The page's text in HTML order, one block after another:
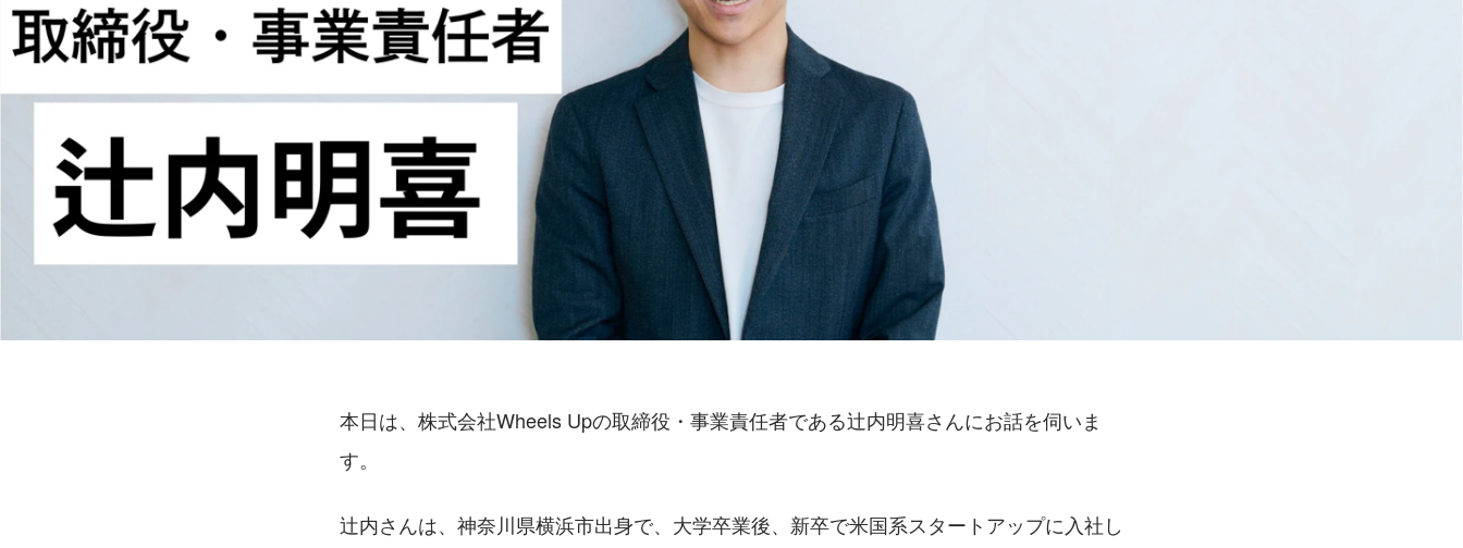
本日は、株式会社Wheels Upの取締役・事業責任者である辻内明喜さんにお話を伺いま
す。
辻内さんは、神奈川県横浜市出身で、大学卒業後、新卒で米国系スタートアップに入社し
櫻井 琉唯
株式会社Wheels Up /